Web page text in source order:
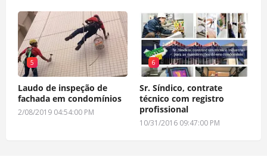
5
Laudo de inspeção de
fachada em condomínios
2/08/2019 04:54:00 PM
6
Sr. Síndico, contrate
técnico com registro
profissional
10/31/2016 09:47:00 PM